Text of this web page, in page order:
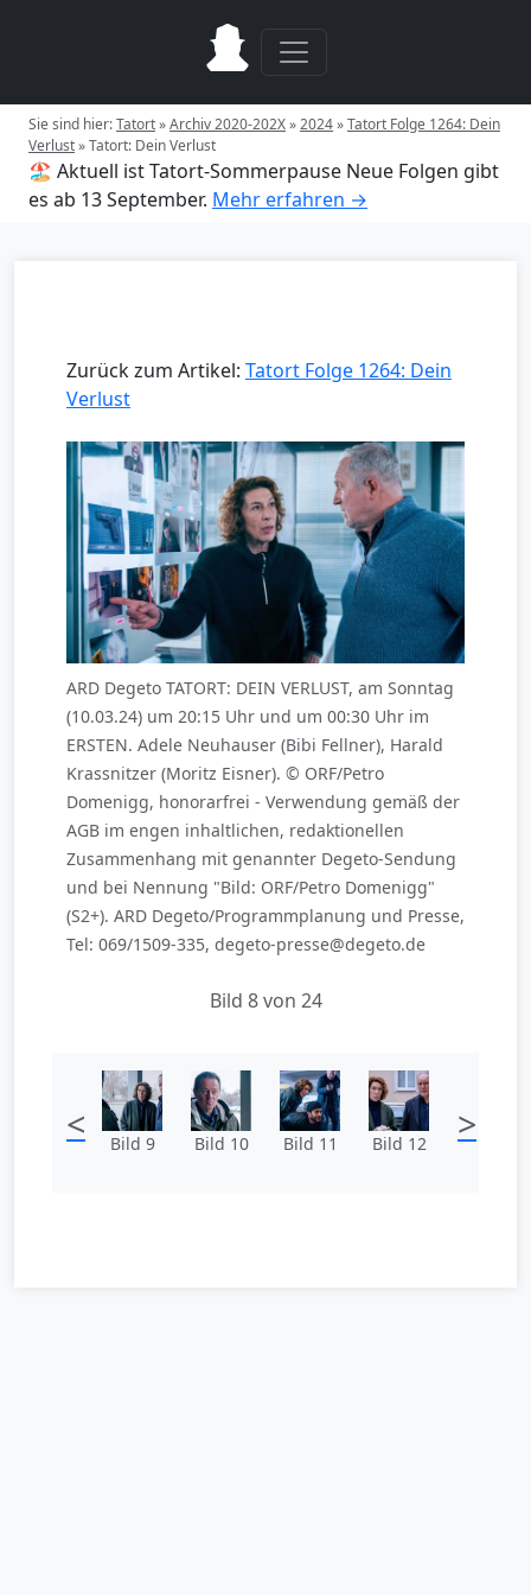
Sie sind hier:Tatort»Archiv 2020-202X»2024»Tatort Folge 1264: Dein
Verlust»Tatort: Dein Verlust
🏖️ Aktuell ist Tatort-Sommerpause Neue Folgen gibt
es ab 13 September. Mehr erfahren →
Zurück zum Artikel: Tatort Folge 1264: Dein
Verlust
ARD Degeto TATORT: DEIN VERLUST, am Sonntag
(10.03.24) um 20:15 Uhr und um 00:30 Uhr im
ERSTEN. Adele Neuhauser (Bibi Fellner), Harald
Krassnitzer (Moritz Eisner). © ORF/Petro
Domenigg, honorarfrei - Verwendung gemäß der
AGB im engen inhaltlichen, redaktionellen
Zusammenhang mit genannter Degeto-Sendung
und bei Nennung "Bild: ORF/Petro Domenigg"
(S2+). ARD Degeto/Programmplanung und Presse,
Tel: 069/1509-335, degeto-presse@degeto.de
Bild 8 von 24
< Bild 9 Bild 10 Bild 11 Bild 12 >